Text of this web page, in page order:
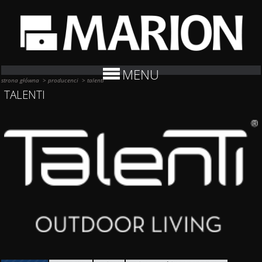
MENU
strona główna >producenci >talenti
TALENTI